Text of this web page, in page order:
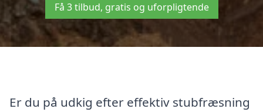
Få 3 tilbud, gratis og uforpligtende
Er du på udkig efter effektiv stubfræsning